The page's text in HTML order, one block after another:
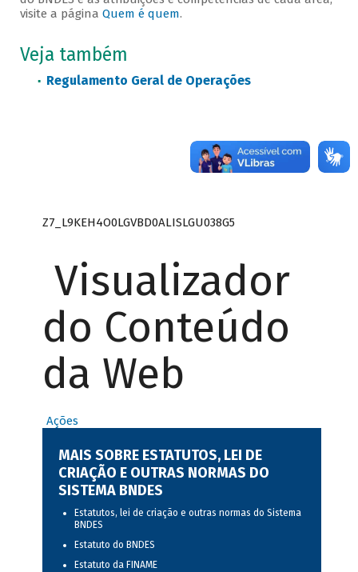
visite a página Quem é quem.
Veja também
Regulamento Geral de Operações
Z7_L9KEH4O0LGVBD0ALISLGU038G5
Visualizador
do Conteúdo
da Web
Ações
MAIS SOBRE ESTATUTOS, LEI DE
CRIAÇÃO E OUTRAS NORMAS DO
SISTEMA BNDES
Estatutos, lei de criação e outras normas do Sistema
BNDES
Estatuto do BNDES
Estatuto da FINAME